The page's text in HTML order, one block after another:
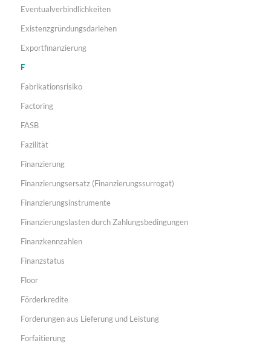
Eventualverbindlichkeiten
Existenzgründungsdarlehen
Exportfinanzierung
F
Fabrikationsrisiko
Factoring
FASB
Fazilität
Finanzierung
Finanzierungsersatz (Finanzierungssurrogat)
Finanzierungsinstrumente
Finanzierungslasten durch Zahlungsbedingungen
Finanzkennzahlen
Finanzstatus
Floor
Förderkredite
Forderungen aus Lieferung und Leistung
Forfaitierung